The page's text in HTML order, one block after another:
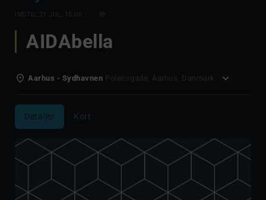
INDTIL 21 JUL, 15:00 9h
AIDAbella
Aarhus - Sydhavnen Polensgade, Aarhus, Danmark
Detaljer Kort